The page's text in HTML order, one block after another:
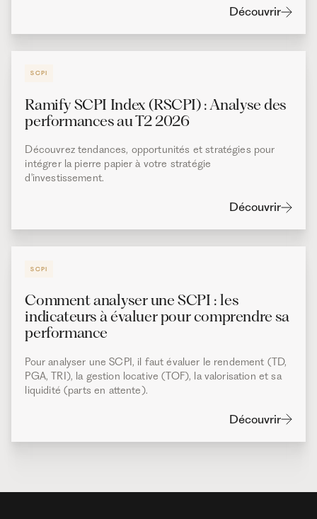
Découvrir
SCPI
Ramify SCPI Index (RSCPI) : Analyse des
performances au T2 2026
Découvrez tendances, opportunités et stratégies pour
intégrer la pierre papier à votre stratégie
d'investissement.
Découvrir
SCPI
Comment analyser une SCPI : les
indicateurs à évaluer pour comprendre sa
performance
Pour analyser une SCPI, il faut évaluer le rendement (TD,
PGA, TRI), la gestion locative (TOF), la valorisation et sa
liquidité (parts en attente).
Découvrir